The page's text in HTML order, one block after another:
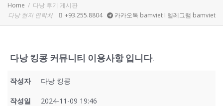
Home
다낭 후기 게시판
다낭 현지 연락처
+93.255.8804 카카오톡 bamviet I 텔레그램 bamviet
다낭 킹콩 커뮤니티 이용사항 입니다.
작성자 다낭 킹콩
작성일 2024-11-09 19:46